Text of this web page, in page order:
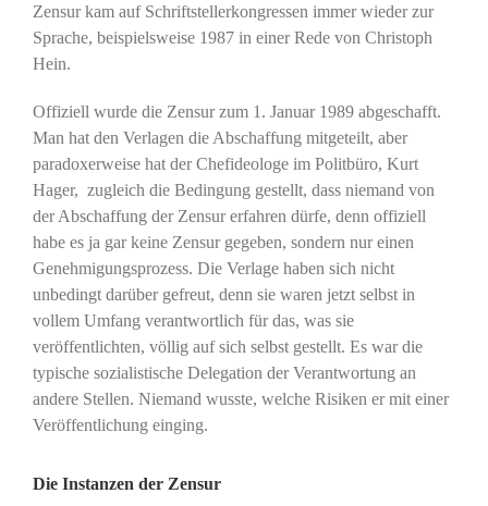
Zensur kam auf Schriftstellerkongressen immer wieder zur
Sprache, beispielsweise 1987 in einer Rede von Christoph
Hein.
Offiziell wurde die Zensur zum 1. Januar 1989 abgeschafft.
Man hat den Verlagen die Abschaffung mitgeteilt, aber
paradoxerweise hat der Chefideologe im Politbüro, Kurt
Hager, zugleich die Bedingung gestellt, dass niemand von
der Abschaffung der Zensur erfahren dürfe, denn offiziell
habe es ja gar keine Zensur gegeben, sondern nur einen
Genehmigungsprozess. Die Verlage haben sich nicht
unbedingt darüber gefreut, denn sie waren jetzt selbst in
vollem Umfang verantwortlich für das, was sie
veröffentlichten, völlig auf sich selbst gestellt. Es war die
typische sozialistische Delegation der Verantwortung an
andere Stellen. Niemand wusste, welche Risiken er mit einer
Veröffentlichung einging.
Die Instanzen der Zensur